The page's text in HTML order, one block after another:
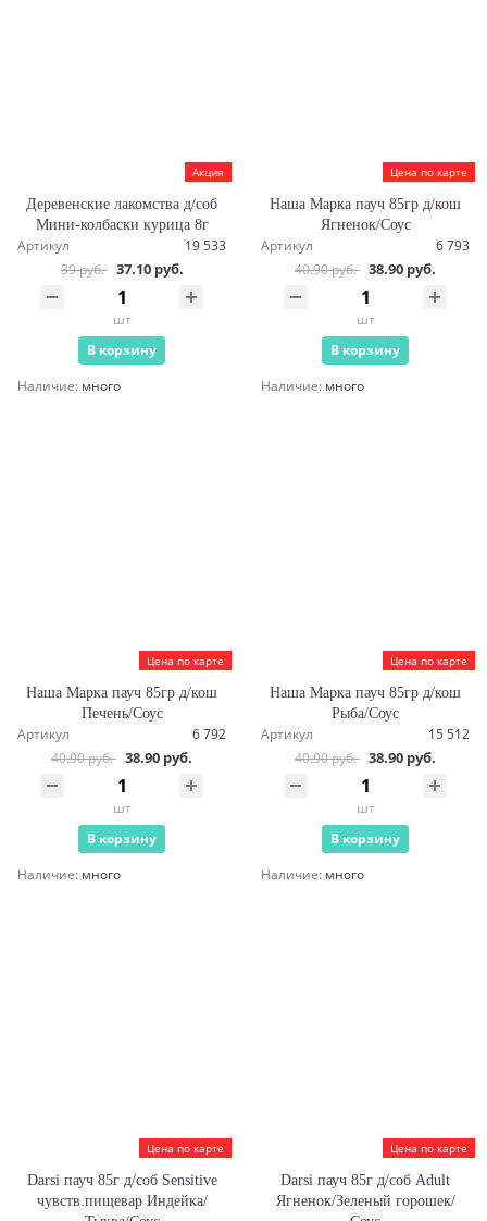
Акция
Деревенские лакомства д/соб
Мини-колбаски курица 8г
Артикул
19 533
39 руб. 37.10 руб.
шт
В корзину
Наличие: много
Цена по карте
Наша Марка пауч 85гр д/кош
Ягненок/Соус
Артикул
6 793
40.90 руб. 38.90 руб.
шт
В корзину
Наличие: много
Цена по карте
Наша Марка пауч 85гр д/кош
Печень/Соус
Артикул
6 792
40.90 руб. 38.90 руб.
шт
В корзину
Наличие: много
Цена по карте
Наша Марка пауч 85гр д/кош
Рыба/Соус
Артикул
15 512
40.90 руб. 38.90 руб.
шт
В корзину
Наличие: много
Цена по карте
Darsi пауч 85г д/соб Sensitive
чувств.пищевар Индейка/
Цена по карте
Darsi пауч 85г д/соб Adult
Ягненок/Зеленый горошек/